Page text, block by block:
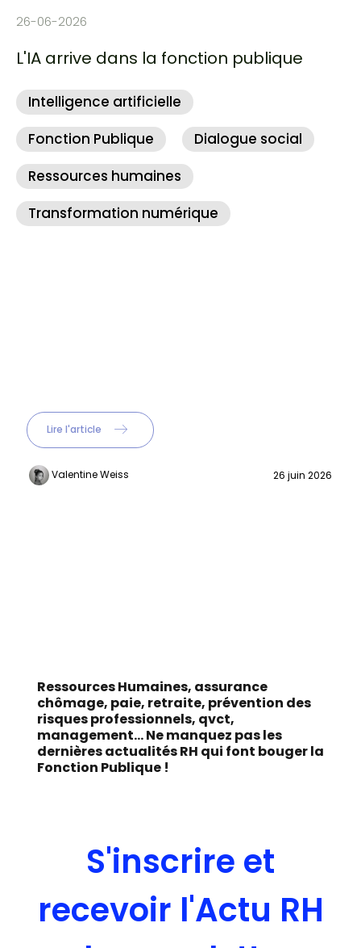
26-06-2026
L'IA arrive dans la fonction publique
Intelligence artificielle
Fonction Publique
Dialogue social
Ressources humaines
Transformation numérique
Lire l'article
Valentine Weiss 26 juin 2026
Ressources Humaines, assurance
chômage, paie, retraite, prévention des
risques professionnels, qvct,
management... Ne manquez pas les
dernières actualités RH qui font bouger la
Fonction Publique !
S'inscrire et
recevoir l'Actu RH